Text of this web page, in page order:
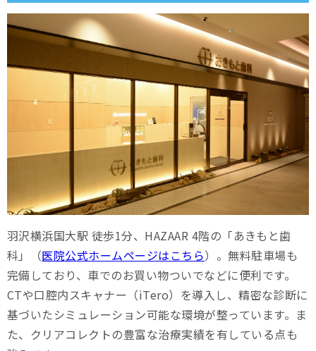
羽沢横浜国大駅 徒歩1分、HAZAAR 4階の「あきもと歯
科」（医院公式ホームページはこちら）。無料駐車場も
完備しており、車でのお買い物ついでなどに便利です。
CTや口腔内スキャナー（iTero）を導入し、精密な診断に
基づいたシミュレーション可能な環境が整っています。ま
た、クリアコレクトの豊富な治療実績を有している点も